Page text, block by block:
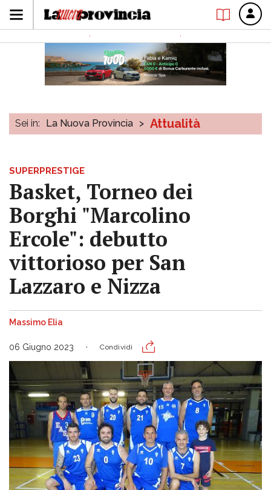
Sei in: La Nuova Provincia > Attualità
SUPERPRESTIGE
Basket, Torneo dei
Borghi "Marcolino
Ercole": debutto
vittorioso per San
Lazzaro e Nizza
Massimo Elia
06 Giugno 2023 Condividi